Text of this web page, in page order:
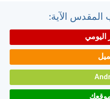
المقدس الآية:
اليومي